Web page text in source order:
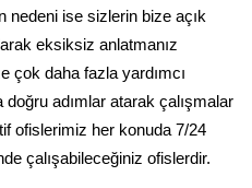
nedeni ise sizlerin bize açık
eksiksiz anlatmanız
çok daha fazla yardımcı
adımlar atarak çalışmalar
ofislerimiz her konuda 7/24
çalışabileceğiniz ofislerdir.